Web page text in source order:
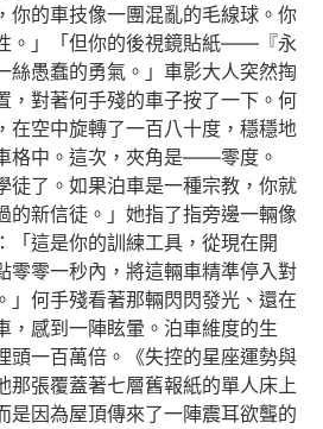
你的車技像一團混亂的毛線球。你
。」「但你的後視鏡貼紙——『永
絲愚蠢的勇氣。」車影大人突然掏
，對著何手殘的車子按了一下。何
在空中旋轉了一百八十度，穩穩地
格中。這次，夾角是——零度。
徒了。如果泊車是一種宗教，你就
的新信徒。」她指了指旁邊一輛像
「這是你的訓練工具，從現在開
零零一秒內，將這輛車精準停入對
」何手殘看著那輛閃閃發光、還在
，感到一陣眩暈。泊車維度的生
頭一百萬倍。《失控的星座運勢與
那張覆蓋著七層舊報紙的單人床上
是因為屋頂傳來了一陣震耳欲聾的